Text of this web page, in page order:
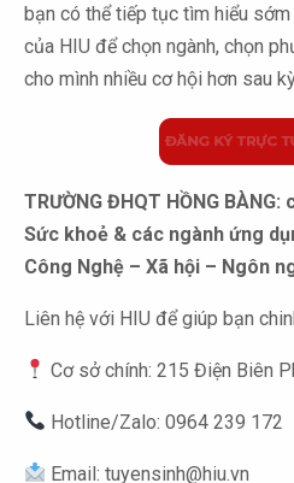
bạn có thể tiếp tục tìm hiểu
của HIU để chọn ngành, chọn
cho mình nhiều cơ hội hơn sau
TRƯỜNG ĐHQT HỒNG
Sức khoẻ & các ngành ứng
Công Nghệ – Xã hội – Ngôn
Liên hệ với HIU để giúp bạn
Cơ sở chính: 215 Điện Biên
Hotline/Zalo: 0964 239
Email: tuyensinh@hiu.vn